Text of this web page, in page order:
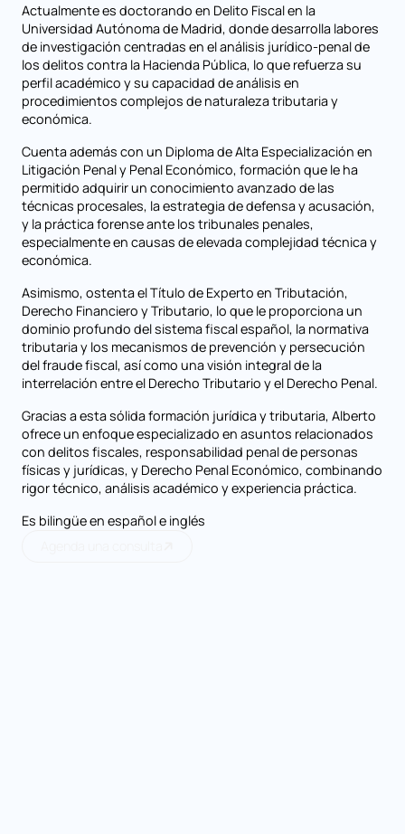
Actualmente es doctorando en Delito Fiscal en la
Universidad Autónoma de Madrid, donde desarrolla labores
de investigación centradas en el análisis jurídico-penal de
los delitos contra la Hacienda Pública, lo que refuerza su
perfil académico y su capacidad de análisis en
procedimientos complejos de naturaleza tributaria y
económica.
Cuenta además con un Diploma de Alta Especialización en
Litigación Penal y Penal Económico, formación que le ha
permitido adquirir un conocimiento avanzado de las
técnicas procesales, la estrategia de defensa y acusación,
y la práctica forense ante los tribunales penales,
especialmente en causas de elevada complejidad técnica y
económica.
Asimismo, ostenta el Título de Experto en Tributación,
Derecho Financiero y Tributario, lo que le proporciona un
dominio profundo del sistema fiscal español, la normativa
tributaria y los mecanismos de prevención y persecución
del fraude fiscal, así como una visión integral de la
interrelación entre el Derecho Tributario y el Derecho Penal.
Gracias a esta sólida formación jurídica y tributaria, Alberto
ofrece un enfoque especializado en asuntos relacionados
con delitos fiscales, responsabilidad penal de personas
físicas y jurídicas, y Derecho Penal Económico, combinando
rigor técnico, análisis académico y experiencia práctica.
Es bilingüe en español e inglés